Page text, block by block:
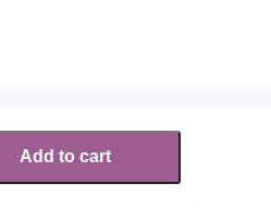
Add to cart